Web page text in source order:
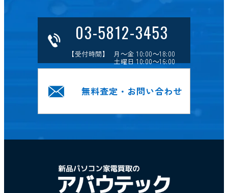
03-5812-3453
【受付時間】 月～金 10:00～18:00
土曜日 10:00～16:00
無料査定・お問い合わせ